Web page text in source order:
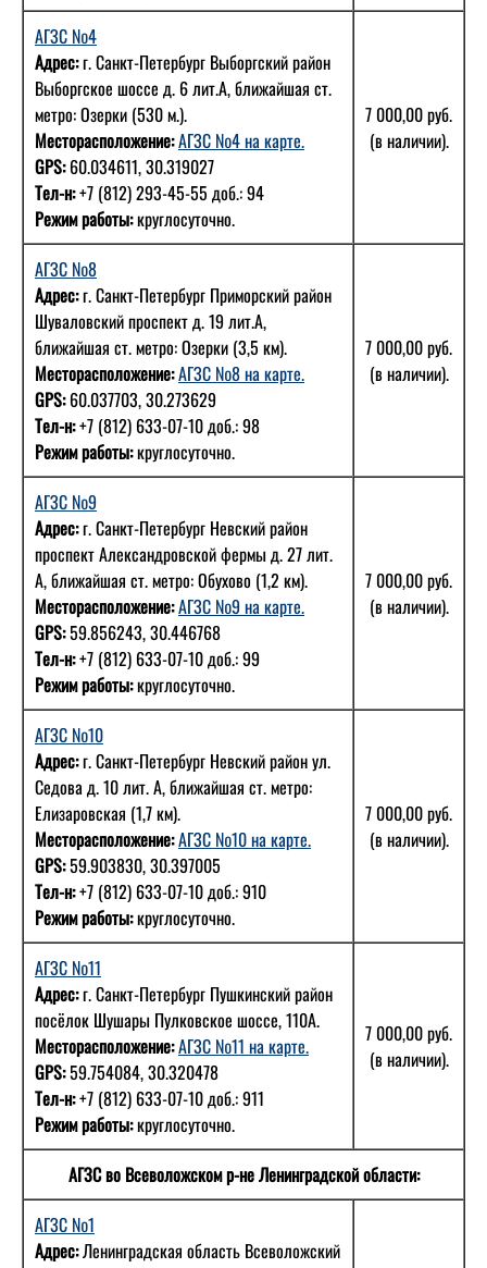
АГЗС №4
Адрес:г. Санкт-Петербург Выборгский район
Выборгское шоссе д. 6 лит.А, ближайшая ст.
метро: Озерки (530 м.).
Месторасположение:АГЗС №4 на карте.
GPS: 60.034611, 30.319027
Тел-н:+7 (812) 293-45-55 доб.: 94
Режим работы:круглосуточно.
7 000,00 руб.
(в наличии).
АГЗС №8
Адрес:г. Санкт-Петербург Приморский район
Шуваловский проспект д. 19 лит.А,
ближайшая ст. метро: Озерки (3,5 км).
Месторасположение:АГЗС №8 на карте.
GPS: 60.037703, 30.273629
Тел-н:+7 (812) 633-07-10 доб.: 98
Режим работы:круглосуточно.
7 000,00 руб.
(в наличии).
АГЗС №9
Адрес:г. Санкт-Петербург Невский район
проспект Александровской фермы д. 27 лит.
А, ближайшая ст. метро: Обухово (1,2 км).
Месторасположение:АГЗС №9 на карте.
GPS:59.856243, 30.446768
Тел-н:+7 (812) 633-07-10 доб.: 99
Режим работы:круглосуточно.
7 000,00 руб.
(в наличии).
АГЗС №10
Адрес:г. Санкт-Петербург Невский район ул.
Седова д. 10 лит. А, ближайшая ст. метро:
Елизаровская (1,7 км).
Месторасположение:АГЗС №10 на карте.
GPS:59.903830, 30.397005
Тел-н:+7 (812) 633-07-10 доб.: 910
Режим работы:круглосуточно.
7 000,00 руб.
(в наличии).
АГЗС №11
Адрес:г. Санкт-Петербург Пушкинский район
посёлок Шушары Пулковское шоссе, 110А.
Месторасположение:АГЗС №11 на карте.
GPS:59.754084, 30.320478
Тел-н:+7 (812) 633-07-10 доб.: 911
Режим работы:круглосуточно.
7 000,00 руб.
(в наличии).
АГЗС во Всеволожском р-не Ленинградской области:
АГЗС №1
Адрес:Ленинградская область Всеволожский